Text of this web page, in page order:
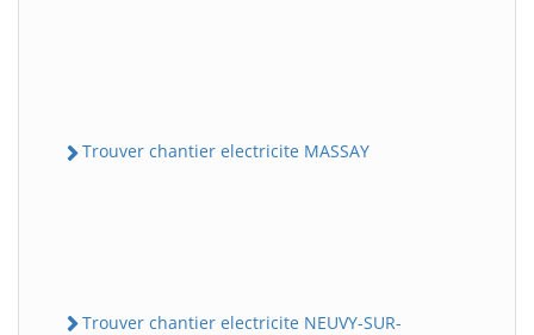
Trouver chantier electricite MASSAY
Trouver chantier electricite NEUVY-SUR-